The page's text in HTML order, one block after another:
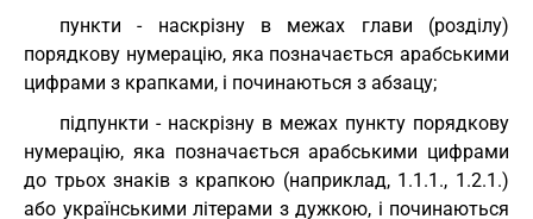
пункти - наскрізну в межах глави (розділу)
порядкову нумерацію, яка позначається арабськими
цифрами з крапками, і починаються з абзацу;
підпункти - наскрізну в межах пункту порядкову
нумерацію, яка позначається арабськими цифрами
до трьох знаків з крапкою (наприклад, 1.1.1., 1.2.1.)
або українськими літерами з дужкою, і починаються